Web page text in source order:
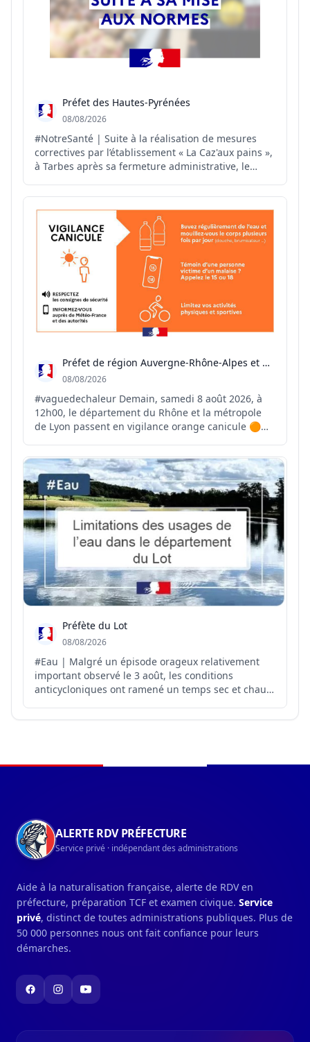
Préfet des Hautes-Pyrénées
08/08/2026
#NotreSanté | Suite à la réalisation de mesures
correctives par l’établissement « La Caz'aux pains »,
à Tarbes après sa fermeture administrative, le
réouverture de cet établissement.
Préfet de région Auvergne-Rhône-Alpes et du Rhône
08/08/2026
#vaguedechaleur Demain, samedi 8 août 2026, à
12h00, le département du Rhône et la métropole
de Lyon passent en vigilance orange canicule 🟠☀️
entre mercredi et vendredi prochain avec des
températures comprises entre 37 et 38 °C 🌡️ Face à
ces forte...
Préfète du Lot
08/08/2026
#Eau | Malgré un épisode orageux relativement
important observé le 3 août, les conditions
anticycloniques ont ramené un temps sec et chaud
de précipitations pour les prochains jours, hormis
ALERTE RDV PRÉFECTURE
Service privé · indépendant des administrations
Aide à la naturalisation française, alerte de RDV en
préfecture, préparation TCF et examen civique. Service
privé, distinct de toutes administrations publiques. Plus de
50 000 personnes nous ont fait confiance pour leurs
démarches.